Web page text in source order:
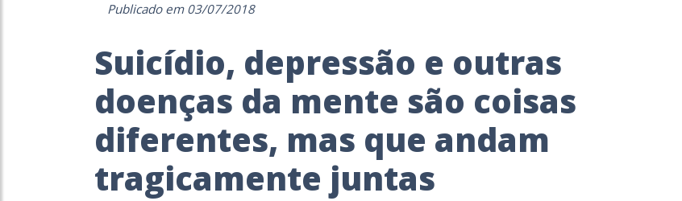
Publicado em 03/07/2018
Suicídio, depressão e outras
doenças da mente são coisas
diferentes, mas que andam
tragicamente juntas